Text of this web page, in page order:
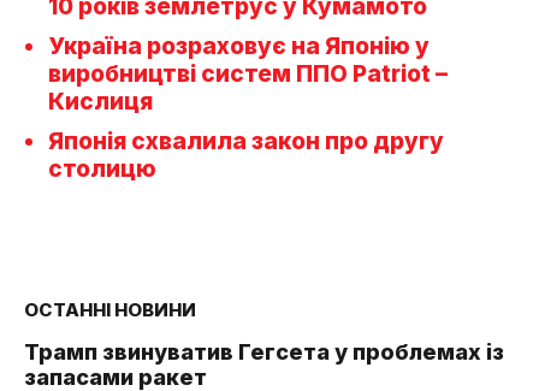
10 років землетрус у Кумамото
Україна розраховує на Японію у
виробництві систем ППО Patriot –
Кислиця
Японія схвалила закон про другу
столицю
ОСТАННІ НОВИНИ
Трамп звинуватив Гегсета у проблемах із
запасами ракет